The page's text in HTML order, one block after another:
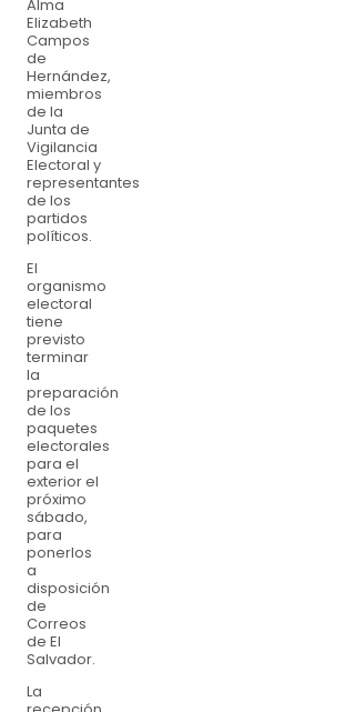
Alma
Elizabeth
Campos
de
Hernández,
miembros
de la
Junta de
Vigilancia
Electoral y
representantes
de los
partidos
políticos.
El
organismo
electoral
tiene
previsto
terminar
la
preparación
de los
paquetes
electorales
para el
exterior el
próximo
sábado,
para
ponerlos
a
disposición
de
Correos
de El
Salvador.
La